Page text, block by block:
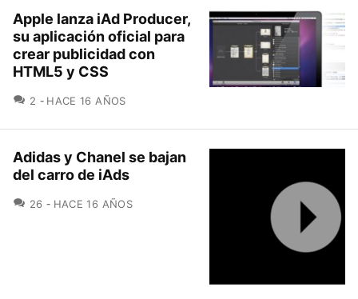
Apple lanza iAd Producer,
su aplicación oficial para
crear publicidad con
HTML5 y CSS
2 COMENTARIOS
HACE 16 AÑOS
Adidas y Chanel se bajan
del carro de iAds
26 COMENTARIOS
HACE 16 AÑOS